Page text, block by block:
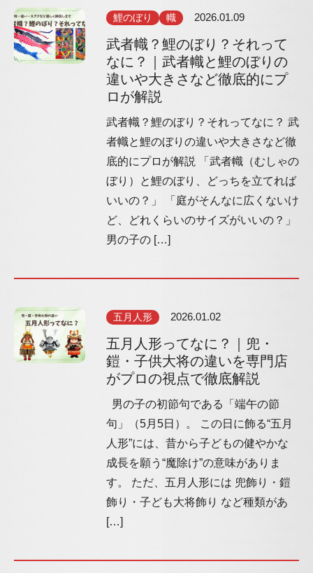
鯉のぼり 幟 2026.01.09
武者幟？鯉のぼり？それって
なに？｜武者幟と鯉のぼりの
違いや大きさなど徹底的にプ
ロが解説
武者幟？鯉のぼり？それってなに？ 武
者幟と鯉のぼりの違いや大きさなど徹
底的にプロが解説 「武者幟（むしゃの
ぼり）と鯉のぼり、どっちを立てれば
いいの？」 「庭がそんなに広くないけ
ど、どれくらいのサイズがいいの？」
男の子の […]
五月人形 2026.01.02
五月人形ってなに？｜兜・
鎧・子供大将の違いを専門店
がプロの視点で徹底解説
男の子の初節句である「端午の節
句」（5月5日）。 この日に飾る“五月
人形”には、昔から子どもの健やかな
成長を願う“魔除け”の意味がありま
す。 ただ、五月人形には 兜飾り・鎧
飾り・子ども大将飾り など種類があ
[…]